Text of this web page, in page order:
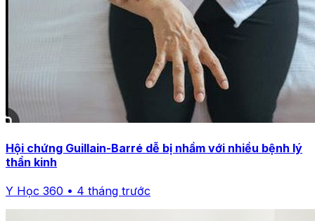
Hội chứng Guillain-Barré dễ bị nhầm với nhiều bệnh lý
thần kinh
Y Học 360 • 4 tháng trước